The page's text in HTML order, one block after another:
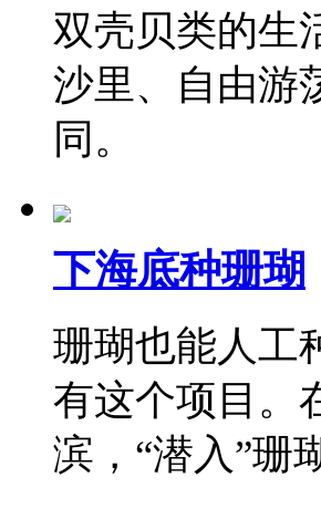
双壳贝类的生
沙里、自由游
同。
下海底种珊瑚
珊瑚也能人工
有这个项目。
滨，“潜入”珊